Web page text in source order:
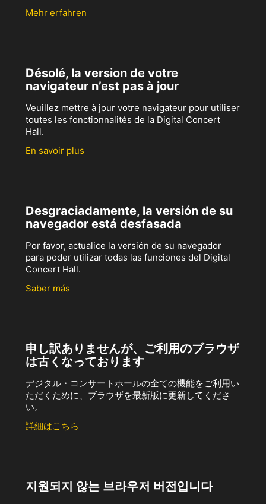
Mehr erfahren
Désolé, la version de votre
navigateur n’est pas à jour
Veuillez mettre à jour votre navigateur pour utiliser
toutes les fonctionnalités de la Digital Concert
Hall.
En savoir plus
Desgraciadamente, la versión de su
navegador está desfasada
Por favor, actualice la versión de su navegador
para poder utilizar todas las funciones del Digital
Concert Hall.
Saber más
申し訳ありませんが、ご利用のブラウザ
は古くなっております
デジタル・コンサートホールの全ての機能をご利用い
ただくために、ブラウザを最新版に更新してくださ
い。
詳細はこちら
지원되지 않는 브라우저 버전입니다